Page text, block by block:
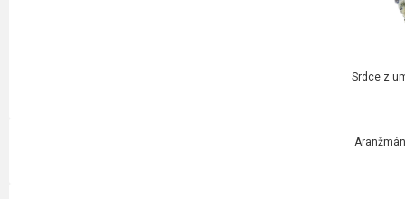
Srdce z